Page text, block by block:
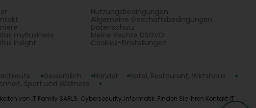
myBusiness
Insight
Nutzungsbedingungen
Allgemeine Geschäftsbedingungen
Datenschutz
Meine Rechte DSGVO
Cookies-Einstellungen
Gewerblich Handel
Hotel, Restaurant, Wirtshaus
Sport und Wellness
von IT Family SARLS: Cybersecurity, Informatik. Finden Sie Ihren Kontakt IT